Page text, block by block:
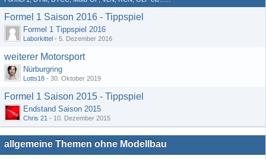
Formel 1 Saison 2016 - Tippspiel
Formel 1 Tippspiel 2016
Laborkittel - 5. Dezember 2016
weiterer Motorsport
Nürburgring
Lotts18 - 30. Oktober 2019
Formel 1 Saison 2015 - Tippspiel
Endstand Saison 2015
Chris 21 - 10. Dezember 2015
allgemeine Themen ohne Modellbau